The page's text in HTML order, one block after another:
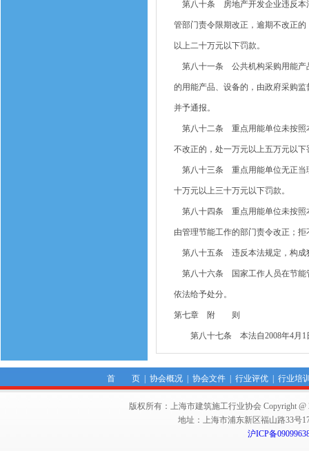
第八十条 房地产开发企业违反本
管部门责令限期改正，逾期不改正
以上二十万元以下罚款。
第八十一条 公共机构采购用能产
的用能产品、设备的，由政府采购
并予通报。
第八十二条 重点用能单位未按照
不改正的，处一万元以上五万元以下
第八十三条 重点用能单位无正当
十万元以上三十万元以下罚款。
第八十四条 重点用能单位未按照
由管理节能工作的部门责令改正；
第八十五条 违反本法规定，构成
第八十六条 国家工作人员在节能
依法给予处分。
第七章 附 则
第八十七条 本法自2008年4月1
首 页| 协会概况| 协会文件| 行业评优| 行业培
版权所有：上海市建筑施工行业协会 Copyright @
地址：上海市浦东新区福山路33号
沪ICP备